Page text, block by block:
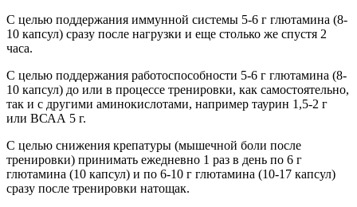
С целью поддержания иммунной системы 5-6 г глютамина (8-
10 капсул) сразу после нагрузки и еще столько же спустя 2
часа.
С целью поддержания работоспособности 5-6 г глютамина (8-
10 капсул) до или в процессе тренировки, как самостоятельно,
так и с другими аминокислотами, например таурин 1,5-2 г
или ВСАА 5 г.
С целью снижения крепатуры (мышечной боли после
тренировки) принимать ежедневно 1 раз в день по 6 г
глютамина (10 капсул) и по 6-10 г глютамина (10-17 капсул)
сразу после тренировки натощак.